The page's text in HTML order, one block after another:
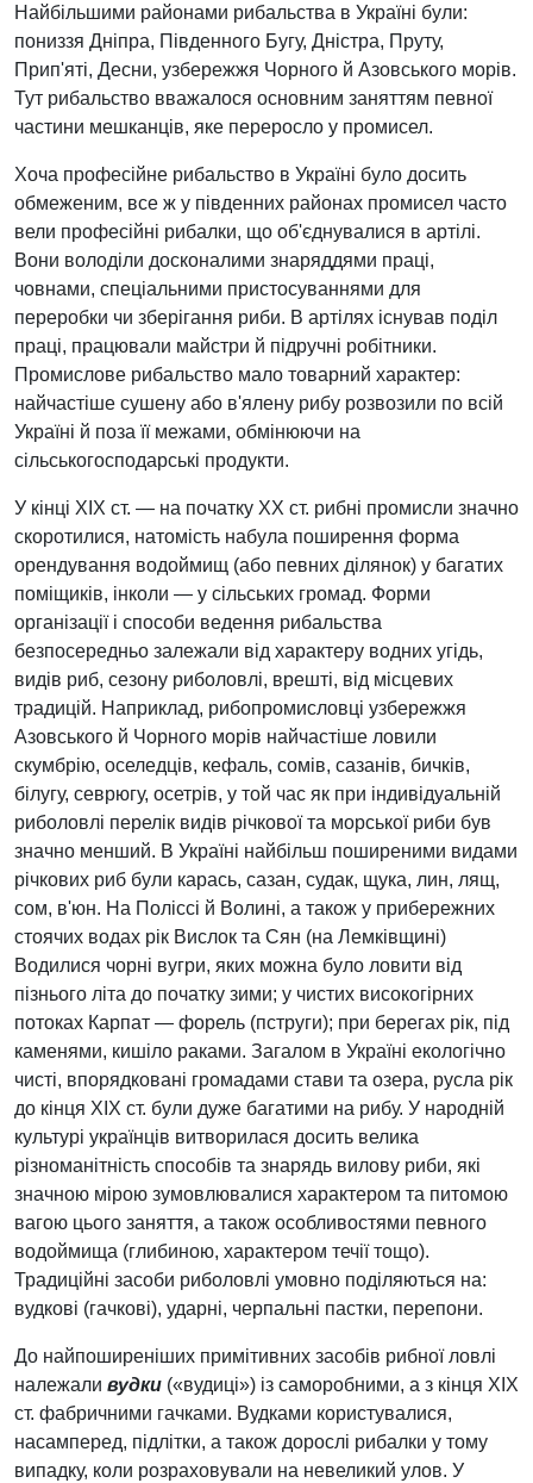
Найбільшими районами рибальства в Україні були:
пониззя Дніпра, Південного Бугу, Дністра, Пруту,
Прип'яті, Десни, узбережжя Чорного й Азовського морів.
Тут рибальство вважалося основним заняттям певної
частини мешканців, яке переросло у промисел.
Хоча професійне рибальство в Україні було досить
обмеженим, все ж у південних районах промисел часто
вели професійні рибалки, що об'єднувалися в артілі.
Вони володіли досконалими знаряддями праці,
човнами, спеціальними пристосуваннями для
переробки чи зберігання риби. В артілях існував поділ
праці, працювали майстри й підручні робітники.
Промислове рибальство мало товарний характер:
найчастіше сушену або в'ялену рибу розвозили по всій
Україні й поза її межами, обмінюючи на
сільськогосподарські продукти.
У кінці XIX ст. — на початку XX ст. рибні промисли значно
скоротилися, натомість набула поширення форма
орендування водоймищ (або певних ділянок) у багатих
поміщиків, інколи — у сільських громад. Форми
організації і способи ведення рибальства
безпосередньо залежали від характеру водних угідь,
видів риб, сезону риболовлі, врешті, від місцевих
традицій. Наприклад, рибопромисловці узбережжя
Азовського й Чорного морів найчастіше ловили
скумбрію, оселедців, кефаль, сомів, сазанів, бичків,
білугу, севрюгу, осетрів, у той час як при індивідуальній
риболовлі перелік видів річкової та морської риби був
значно менший. В Україні найбільш поширеними видами
річкових риб були карась, сазан, судак, щука, лин, лящ,
сом, в'юн. На Поліссі й Волині, а також у прибережних
стоячих водах рік Вислок та Сян (на Лемківщині)
Водилися чорні вугри, яких можна було ловити від
пізнього літа до початку зими; у чистих високогірних
потоках Карпат — форель (пструги); при берегах рік, під
каменями, кишіло раками. Загалом в Україні екологічно
чисті, впорядковані громадами стави та озера, русла рік
до кінця XIX ст. були дуже багатими на рибу. У народній
культурі українців витворилася досить велика
різноманітність способів та знарядь вилову риби, які
значною мірою зумовлювалися характером та питомою
вагою цього заняття, а також особливостями певного
водоймища (глибиною, характером течії тощо).
Традиційні засоби риболовлі умовно поділяються на:
вудкові (гачкові), ударні, черпальні пастки, перепони.
До найпоширеніших примітивних засобів рибної ловлі
належали вудки («вудиці») із саморобними, а з кінця XIX
ст. фабричними гачками. Вудками користувалися,
насамперед, підлітки, а також дорослі рибалки у тому
випадку, коли розраховували на невеликий улов. У